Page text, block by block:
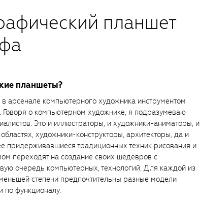
планшет
планшеты?
компьютерного художника инструментом
Говоря о компьютерном художнике, я подразумеваю
Это и иллюстраторы, и художники-аниматоры, и
художники-конструкторы, архитекторы, да и
придерживавшиеся традиционных техник рисования и
переходят на создание своих шедевров с
очередь компьютерных, технологий. Для каждой из
степени предпочтительны разные модели
по функционалу.